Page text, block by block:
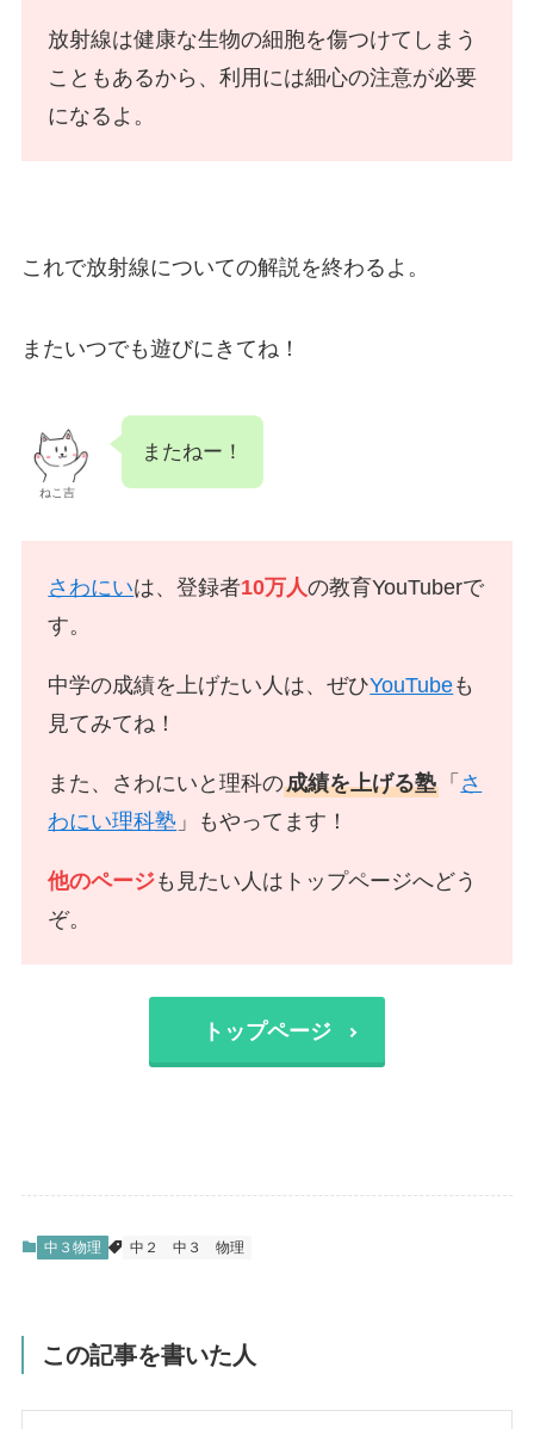
放射線は健康な生物の細胞を傷つけてしまう
こともあるから、利用には細心の注意が必要
になるよ。
これで放射線についての解説を終わるよ。
またいつでも遊びにきてね！
ねこ吉
またねー！
さわにいは、登録者10万人の教育YouTuberで
す。
中学の成績を上げたい人は、ぜひYouTubeも
見てみてね！
また、さわにいと理科の成績を上げる塾 「 さ
わにい理科塾 」もやってます！
他のページも見たい人はトップページへどう
ぞ。
トップページ
中３物理 中２ 中３ 物理
この記事を書いた人